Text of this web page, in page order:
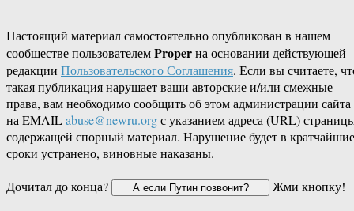
Настоящий материал самостоятельно опубликован в нашем
сообществе пользователемProperна основании действующей
редакции Пользовательского Соглашения. Если вы считаете,
такая публикация нарушает ваши авторские и/или смежные
права, вам необходимо сообщить об этом администрации сайта
на EMAILabuse@newru.orgс указанием адреса (URL)
содержащей спорный материал. Нарушение будет в кратчайшие
сроки устранено, виновные наказаны.
Дочитал до конца?
Жми кнопку!